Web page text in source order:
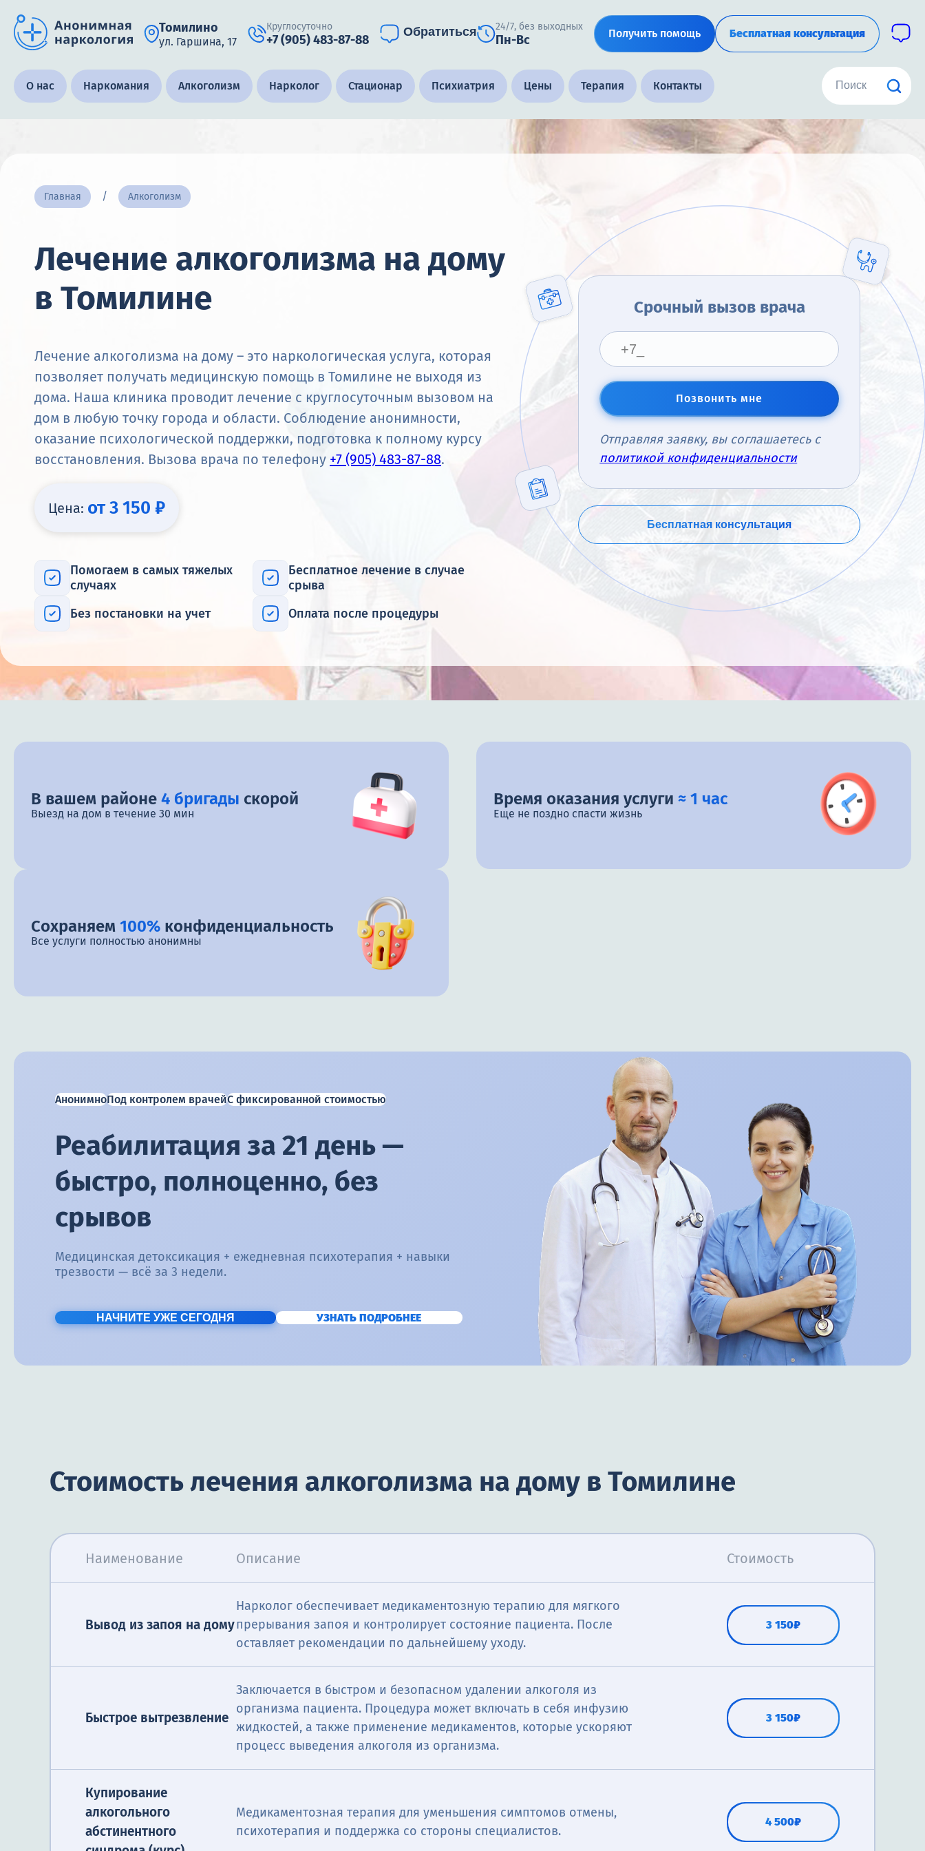
Томилино
ул. Гаршина, 17
Круглосуточно
+7 (905) 483-87-88
Обратиться 24/7, без выходных
Пн-Вс Получить помощь Бесплатная консультация
Получить помощь специалиста
Адрес call-центра
Томилино, ул. Гаршина, 17
О нас Наркомания Алкоголизм Нарколог Стационар Психиатрия Цены Терапия Контакты
Главная Алкоголизм
Лечение алкоголизма на дому
в Томилине
Лечение алкоголизма на дому – это наркологическая услуга, которая
позволяет получать медицинскую помощь в Томилине не выходя из
дома. Наша клиника проводит лечение с круглосуточным вызовом на
дом в любую точку города и области. Соблюдение анонимности,
оказание психологической поддержки, подготовка к полному курсу
восстановления. Вызова врача по телефону +7 (905) 483-87-88.
Цена: от 3 150 ₽
Помогаем в самых тяжелых
случаях
Бесплатное лечение в случае
срыва
Без постановки на учет
Оплата после процедуры
Срочный вызов врача
Позвонить мне
Отправляя заявку, вы соглашаетесь с
политикой конфиденциальности
Бесплатная консультация
В вашем районе 4 бригады скорой
Выезд на дом в течение 30 мин
Время оказания услуги ≈ 1 час
Еще не поздно спасти жизнь
Сохраняем 100% конфиденциальность
Все услуги полностью анонимны
АнонимноПод контролем врачейС фиксированной стоимостью
Реабилитация за 21 день —
быстро, полноценно, без
срывов
Медицинская детоксикация + ежедневная психотерапия + навыки
трезвости — всё за 3 недели.
НАЧНИТЕ УЖЕ СЕГОДНЯ УЗНАТЬ ПОДРОБНЕЕ
Стоимость лечения алкоголизма на дому в Томилине
Наименование Описание Стоимость
Вывод из запоя на дому
Нарколог обеспечивает медикаментозную терапию для мягкого
прерывания запоя и контролирует состояние пациента. После
оставляет рекомендации по дальнейшему уходу.
3 150₽
Быстрое вытрезвление
Заключается в быстром и безопасном удалении алкоголя из
организма пациента. Процедура может включать в себя инфузию
жидкостей, а также применение медикаментов, которые ускоряют
процесс выведения алкоголя из организма.
3 150₽
Купирование
алкогольного
абстинентного
Медикаментозная терапия для уменьшения симптомов отмены,
психотерапия и поддержка со стороны специалистов.
4 500₽